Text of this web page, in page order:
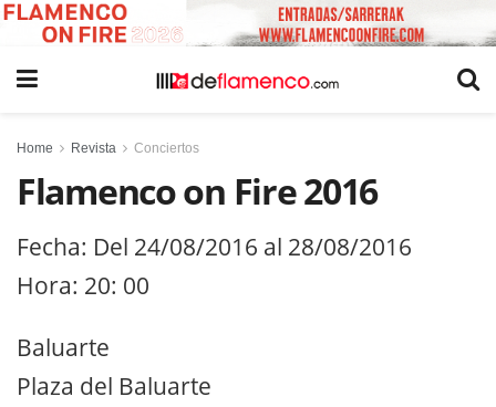
Home Revista Conciertos
Flamenco on Fire 2016
Fecha: Del 24/08/2016 al 28/08/2016
Hora: 20: 00
Baluarte
Plaza del Baluarte